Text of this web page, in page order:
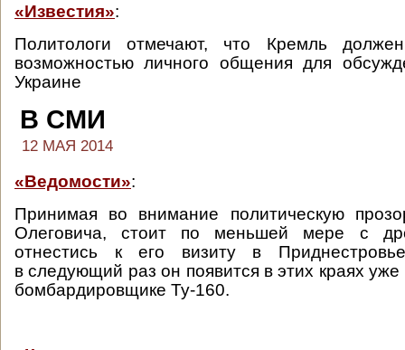
«Известия»:
Политологи отмечают, что Кремль должен
возможностью личного общения для
Украине
В СМИ
12 МАЯ 2014
«Ведомости»:
Принимая во внимание политическую
Олеговича, стоит по меньшей мере с
отнестись к его визиту в
в следующий раз он появится в этих краях уже
бомбардировщике Ту-160.